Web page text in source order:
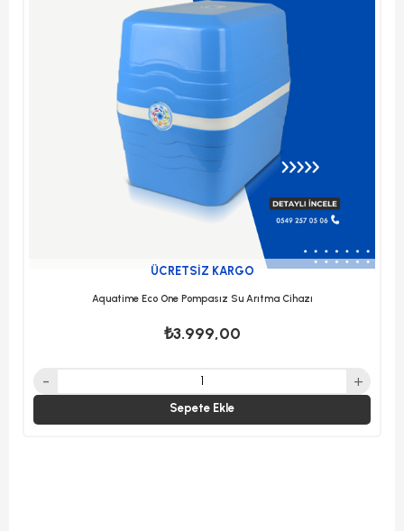
Aquatime Eco One Pompasız Su Arıtma Cihazı
₺3.999,00
ÜCRETSIZ KARGO
Sepete Ekle